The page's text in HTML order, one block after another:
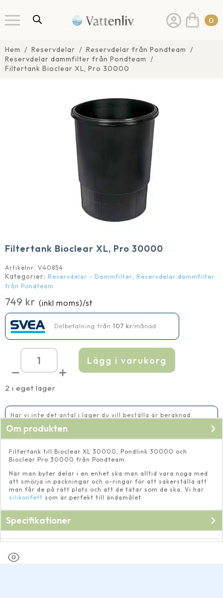
0
Hem Reservdelar
Reservdelar från Pondteam
Reservdelar dammfilter från Pondteam
Filtertank Bioclear XL, Pro 30000
Filtertank Bioclear XL, Pro 30000
Artikelnr: V40854
Kategorier: Reservdelar - Dammfilter, Reservdelar dammfilter
från Pondteam
749 kr (inkl moms)/st
Delbetalning från 107 kr/månad
2 i eget lager
Filtertank
Bioclear
Pro
30000
Lägg i varukorg
Har vi inte det antal i lager du vill beställa är beräknad
Om produkten
Filtertank till Bioclear XL 30000, Pondlink 30000 och
Bioclear Pro 30000 från Pondteam.
När man byter delar i en enhet ska man alltid vara noga med
att smörja in packningar och o-ringar för att säkerställa att
man får de på rätt plats och att de tätar som de ska. Vi har
silikonfett som är perfekt till ändamålet.
Specifikationer